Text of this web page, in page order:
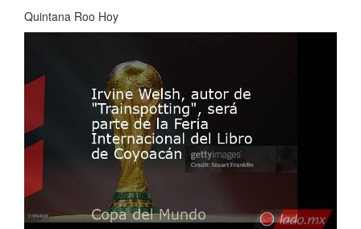
Quintana Roo Hoy